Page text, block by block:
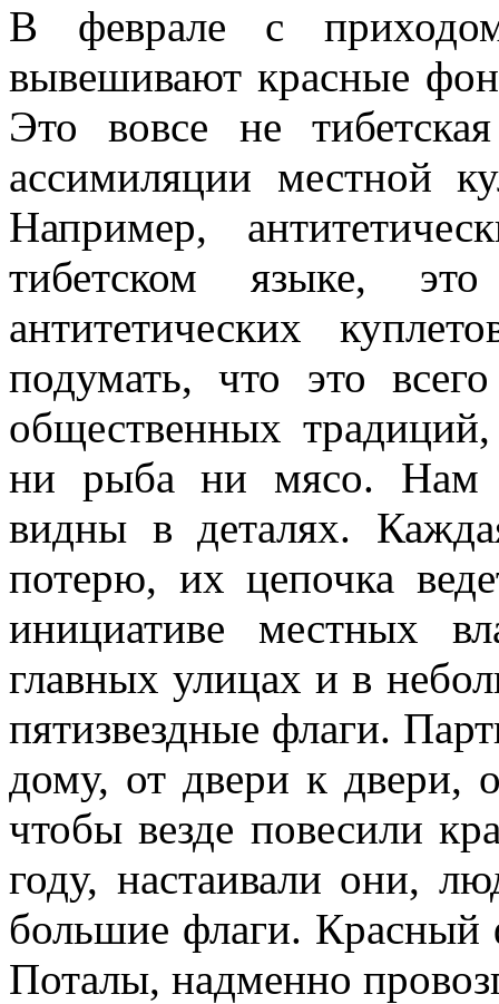
В феврале с
вывешивают красные
Это вовсе не
ассимиляции местной
Например,
тибетском языке,
антитетических
подумать, что это
общественных
ни рыба ни мясо. Нам
видны в деталях.
потерю, их цепочка
инициативе местных
главных улицах и в
пятизвездные флаги.
дому, от двери к двери,
чтобы везде повесили
году, настаивали они,
большие флаги. Красный
Поталы, надменно